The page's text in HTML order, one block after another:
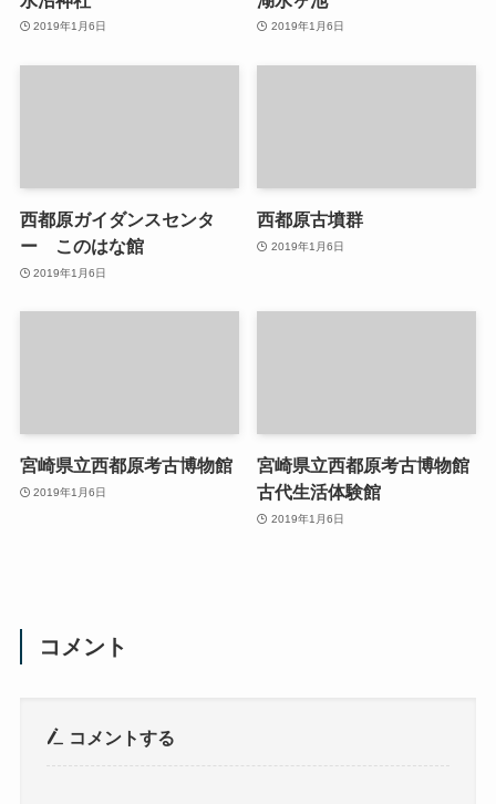
2019年1月6日 2019年1月6日
西都原ガイダンスセンタ
ー このはな館
2019年1月6日
西都原古墳群
2019年1月6日
宮崎県立西都原考古博物館
2019年1月6日
宮崎県立西都原考古博物館
古代生活体験館
2019年1月6日
コメント
コメントする